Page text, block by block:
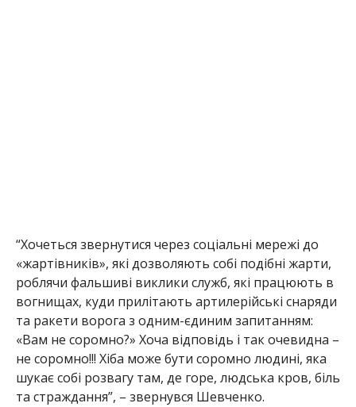
“Хочеться звернутися через соціальні мережі до
«жартівників», які дозволяють собі подібні жарти,
роблячи фальшиві виклики служб, які працюють в
вогнищах, куди прилітають артилерійські снаряди
та ракети ворога з одним-єдиним запитанням:
«Вам не соромно?» Хоча відповідь і так очевидна –
не соромно!!! Хіба може бути соромно людині, яка
шукає собі розвагу там, де горе, людська кров, біль
та страждання”, – звернувся Шевченко.